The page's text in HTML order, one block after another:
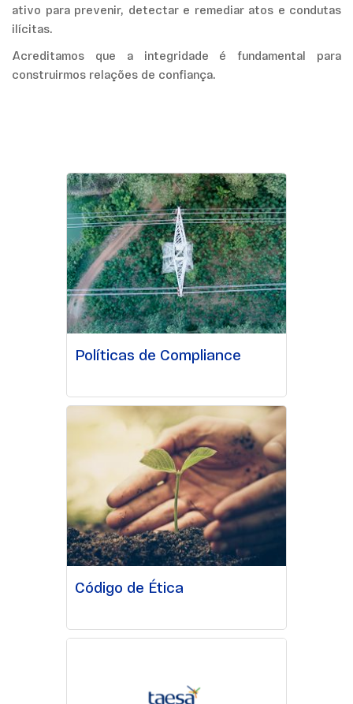
ativo para prevenir, detectar e remediar atos e condutas
ilícitas.
Acreditamos que a integridade é fundamental para
construirmos relações de confiança.
Políticas de Compliance
Código de Ética